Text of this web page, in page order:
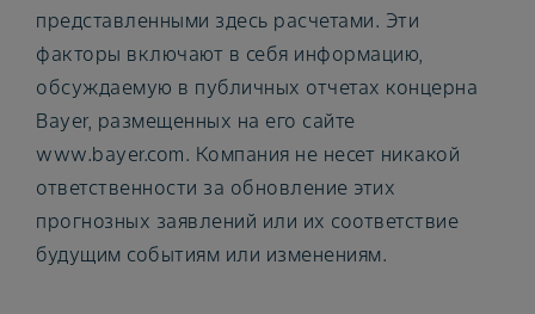
представленными здесь расчетами. Эти
факторы включают в себя информацию,
обсуждаемую в публичных отчетах концерна
Bayer, размещенных на его сайте
www.bayer.com. Компания не несет никакой
ответственности за обновление этих
прогнозных заявлений или их соответствие
будущим событиям или изменениям.